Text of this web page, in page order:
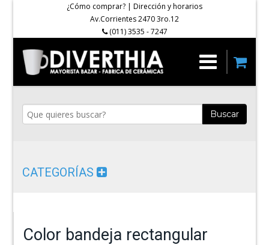
¿Cómo comprar? | Dirección y horarios
Av.Corrientes 2470 3ro.12
(011) 3535 - 7247
Buscar
CATEGORÍAS
Color bandeja rectangular